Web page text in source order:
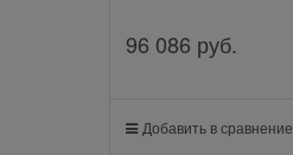
96 086 руб.
Добавить в сравнение